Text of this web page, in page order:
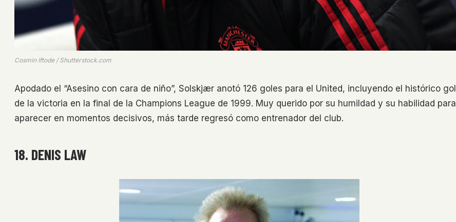
Cosmin Iftode / Shutterstock.com
Apodado el “Asesino con cara de niño”, Solskjær anotó 126 goles para el United, incluyendo el histórico gol
de la victoria en la final de la Champions League de 1999. Muy querido por su humildad y su habilidad para
aparecer en momentos decisivos, más tarde regresó como entrenador del club.
18. DENIS LAW